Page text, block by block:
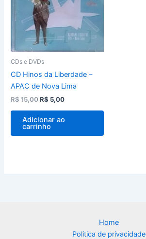
CDs e DVDs
CD Hinos da Liberdade –
APAC de Nova Lima
R$15,00R$ 5,00
Adicionar ao
carrinho
Home
Politica de privacidade